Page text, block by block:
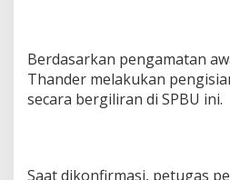
u
i
M
Berdasarkan pengamatan
Thander melakukan
secara bergiliran di SPBU ini.
Saat dikonfirmasi, petugas